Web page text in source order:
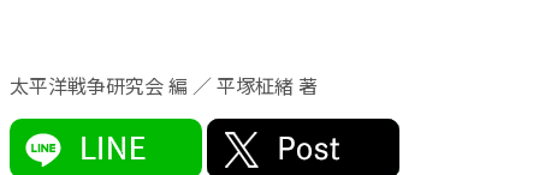
太平洋戦争研究会 編 ／ 平塚柾緒 著